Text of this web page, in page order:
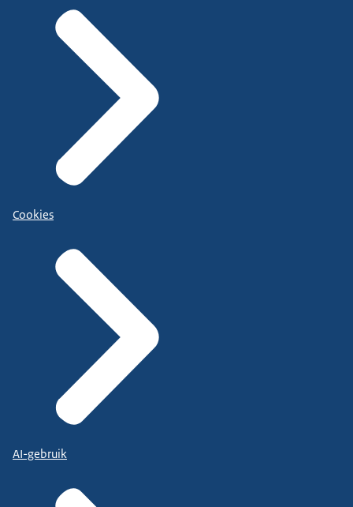
Cookies
AI-gebruik